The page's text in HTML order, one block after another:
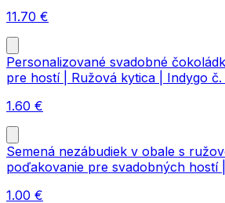
11.70 €
Personalizované svadobné
pre hostí | Ružová kytica | Indygo č.
1.60 €
Semená nezábudiek v obale s
poďakovanie pre svadobných hostí
1.00 €